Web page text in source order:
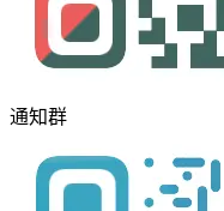
通知群